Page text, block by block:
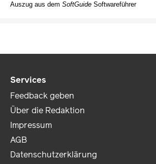
Auszug aus dem SoftGuide Softwareführer
Services
Feedback geben
Über die Redaktion
Impressum
AGB
Datenschutzerklärung